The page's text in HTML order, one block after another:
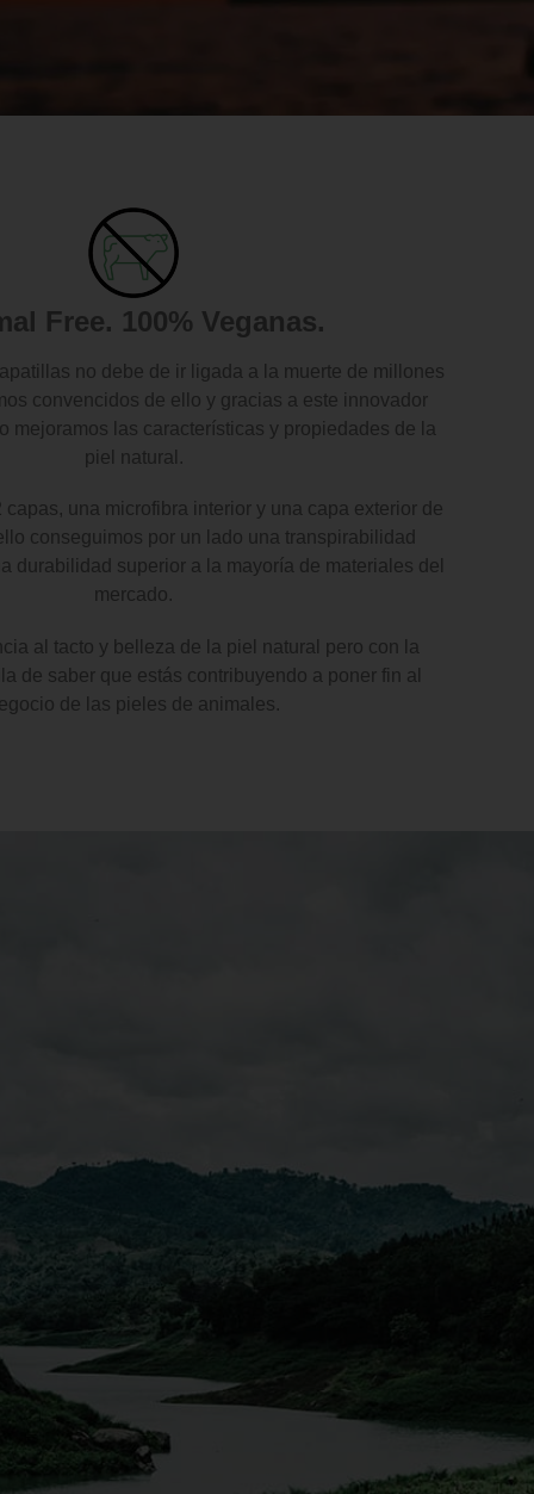
Free. 100% Veganas.
no debe de ir ligada a la muerte de millones
convencidos de ello y gracias a este innovador
mejoramos las características y propiedades de la
piel natural.
capas, una microfibra interior y una capa exterior de
conseguimos por un lado una transpirabilidad
durabilidad superior a la mayoría de materiales del
mercado.
al tacto y belleza de la piel natural pero con la
de saber que estás contribuyendo a poner fin al
de las pieles de animales.